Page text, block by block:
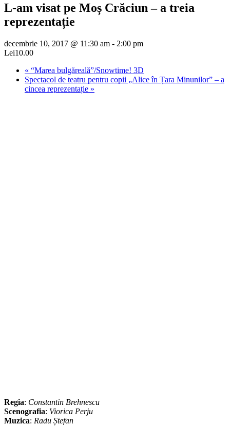
L-am visat pe Moș Crăciun – a treia
reprezentație
decembrie 10, 2017 @ 11:30 am - 2:00 pm
Lei10.00
« “Marea bulgăreală”/Snowtime! 3D
Spectacol de teatru pentru copii „Alice în Țara Minunilor” – a
cincea reprezentație »
Regia: Constantin Brehnescu
Scenografia: Viorica Perju
Muzica: Radu Ștefan